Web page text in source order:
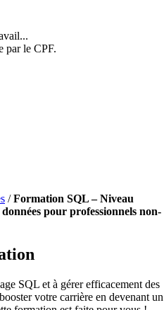
par le CPF.
/Formation SQL – Niveau
pour professionnels non-
SQL et à gérer efficacement des
votre carrière en devenant un